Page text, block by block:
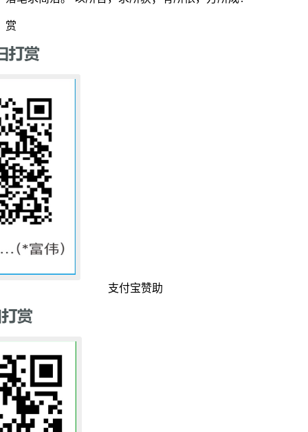
赏
支付宝赞助